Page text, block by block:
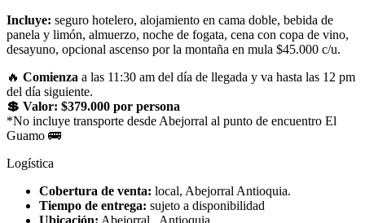
Incluye: seguro hotelero, alojamiento en cama doble, bebida de
panela y limón, almuerzo, noche de fogata, cena con copa de vino,
desayuno, opcional ascenso por la montaña en mula $45.000 c/u.
🔥 Comienza a las 11:30 am del día de llegada y va hasta las 12 pm
del día siguiente.
💲 Valor: $379.000 por persona
*No incluye transporte desde Abejorral al punto de encuentro El
Guamo 🚌
Logística
Cobertura de venta: local, Abejorral Antioquia.
Tiempo de entrega: sujeto a disponibilidad
Ubicación: Abejorral , Antioquia